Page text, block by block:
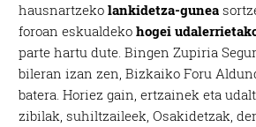
hausnartzeko lankidetza-gunea
foroan eskualdekohogei
parte hartu dute. Bingen Zupiria
bileran izan zen, Bizkaiko Foru
batera. Horiez gain, ertzainek eta
zibilak, suhiltzaileek, Osakidetzak,